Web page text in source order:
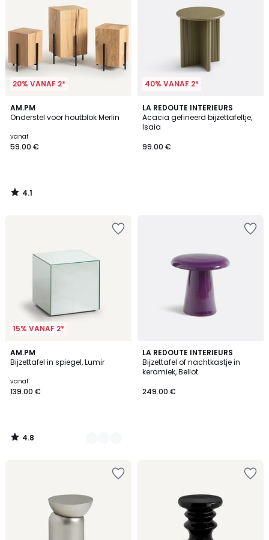
20% VANAF 2*
AM.PM
Onderstel voor houtblok Merlin
vanaf
59.00 €
4.1
/ 5
4.1
/
40% VANAF 2*
LA REDOUTE INTERIEURS
Acacia gefineerd bijzettafeltje,
Isaia
99.00 €
15% VANAF 2*
AM.PM
Bijzettafel in spiegel, Lumir
vanaf
139.00 €
4.8
/ 5
2
Kleuren
4.8
/
LA REDOUTE INTERIEURS
Bijzettafel of nachtkastje in
keramiek, Bellot
249.00 €